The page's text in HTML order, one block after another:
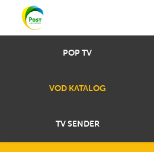
POP TV
VOD KATALOG
TV SENDER